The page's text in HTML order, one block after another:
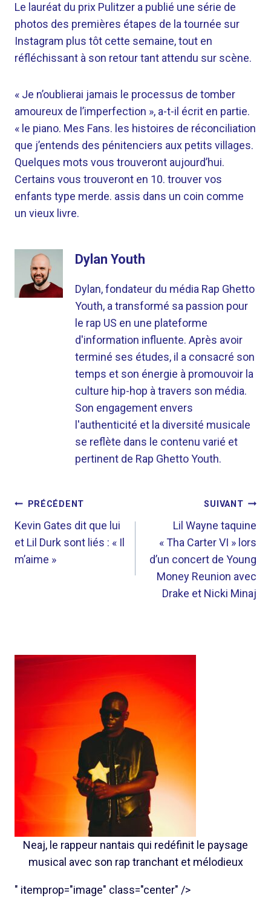
Le lauréat du prix Pulitzer a publié une série de
photos des premières étapes de la tournée sur
Instagram plus tôt cette semaine, tout en
réfléchissant à son retour tant attendu sur scène.
« Je n’oublierai jamais le processus de tomber
amoureux de l’imperfection », a-t-il écrit en partie.
« le piano. Mes Fans. les histoires de réconciliation
que j’entends des pénitenciers aux petits villages.
Quelques mots vous trouveront aujourd’hui.
Certains vous trouveront en 10. trouver vos
enfants type merde. assis dans un coin comme
un vieux livre.
Dylan Youth
Dylan, fondateur du média Rap Ghetto
Youth, a transformé sa passion pour
le rap US en une plateforme
d'information influente. Après avoir
terminé ses études, il a consacré son
temps et son énergie à promouvoir la
culture hip-hop à travers son média.
Son engagement envers
l'authenticité et la diversité musicale
se reflète dans le contenu varié et
pertinent de Rap Ghetto Youth.
NAVIGATION
DE
L’ARTICLE
PRÉCÉDENT
Kevin Gates dit que lui
et Lil Durk sont liés : « Il
m’aime »
SUIVANT
Lil Wayne taquine
« Tha Carter VI » lors
d’un concert de Young
Money Reunion avec
Drake et Nicki Minaj
Neaj, le rappeur nantais qui redéfinit le paysage
musical avec son rap tranchant et mélodieux
" itemprop="image" class="center" />